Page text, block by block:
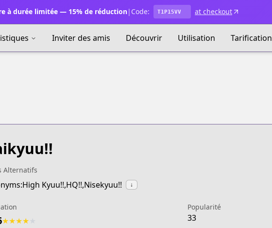
à durée limitée — 15% de réduction| Code: T1P15VV at checkout
Inviter des amis Découvrir Utilisation Tarification
Alternatifs
Kyuu!!,HQ!!,Nisekyuu!! ↓
★★★★
Popularité
33